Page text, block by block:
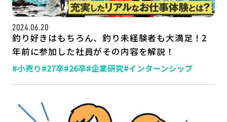
2024.06.20
釣り好きはもちろん、釣り未経験者も大満足！2
年前に参加した社員がその内容を解説！
#小売り#27卒#26卒#企業研究#インターンシップ